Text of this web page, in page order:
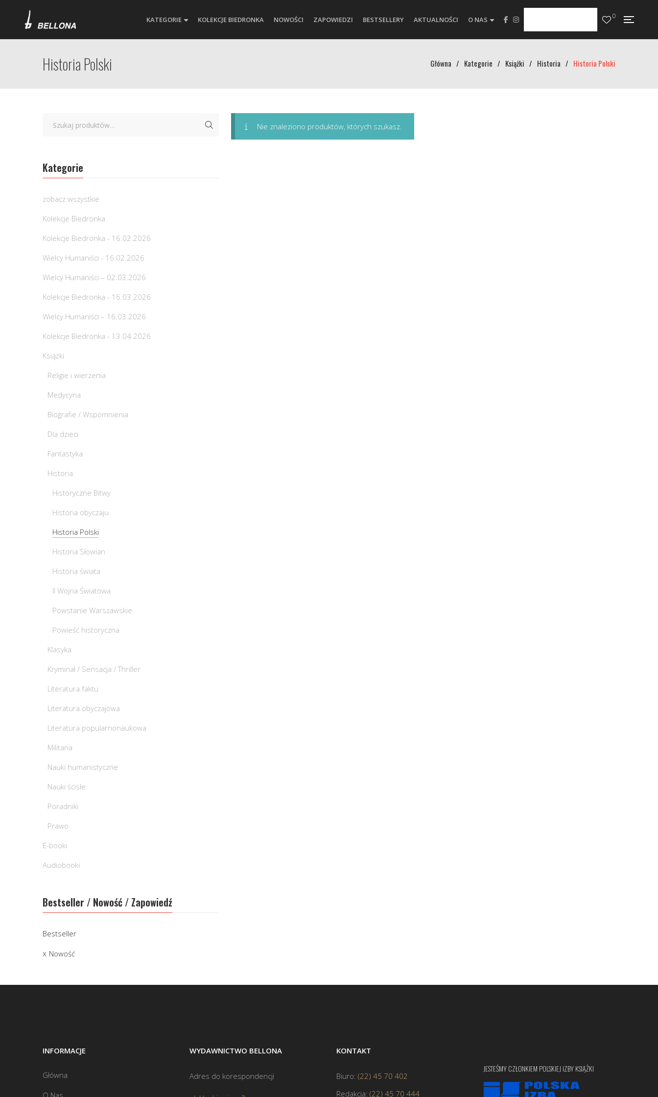
KATEGORIE KOLEKCJE BIEDRONKA NOWOŚCI ZAPOWIEDZI BESTSELLERY AKTUALNOŚCI O NAS 0
Historia Polski Główna / Kategorie / Książki / Historia / Historia Polski
Nie znaleziono produktów, których szukasz.
Kategorie
zobacz wszystkie
Kolekcje Biedronka
Kolekcje Biedronka - 16.02.2026
Wielcy Humaniści - 16.02.2026
Wielcy Humaniści – 02.03.2026
Kolekcje Biedronka - 16.03.2026
Wielcy Humaniści – 16.03.2026
Kolekcje Biedronka - 13.04.2026
Książki
Religie i wierzenia
Medycyna
Biografie / Wspomnienia
Dla dzieci
Fantastyka
Historia
Historyczne Bitwy
Historia obyczaju
Historia Polski
Historia Słowian
Historia świata
II Wojna Światowa
Powstanie Warszawskie
Powieść historyczna
Klasyka
Kryminał / Sensacja / Thriller
Literatura faktu
Literatura obyczajowa
Literatura popularnonaukowa
Militaria
Nauki humanistyczne
Nauki ścisłe
Poradniki
Prawo
E-booki
Audiobooki
Bestseller / Nowość / Zapowiedź
Bestseller
Nowość
INFORMACJE
Główna
O Nas
WYDAWNICTWO BELLONA
Adres do korespondencji
KONTAKT
Biuro: (22) 45 70 402
Redakcja: (22) 45 70 444
JESTEŚMY CZŁONKIEM POLSKIEJ IZBY KSIĄŻKI